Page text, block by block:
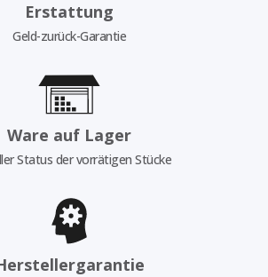
Erstattung
Geld-zurück-Garantie
Ware auf Lager
Status der vorrätigen Stücke